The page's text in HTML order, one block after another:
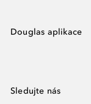
Douglas aplikace
Sledujte nás